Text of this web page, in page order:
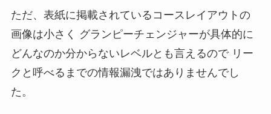
ただ、表紙に掲載されているコースレイアウトの
画像は小さく グランピーチェンジャーが具体的に
どんなのか分からないレベルとも言えるので リー
クと呼べるまでの情報漏洩ではありませんでし
た。